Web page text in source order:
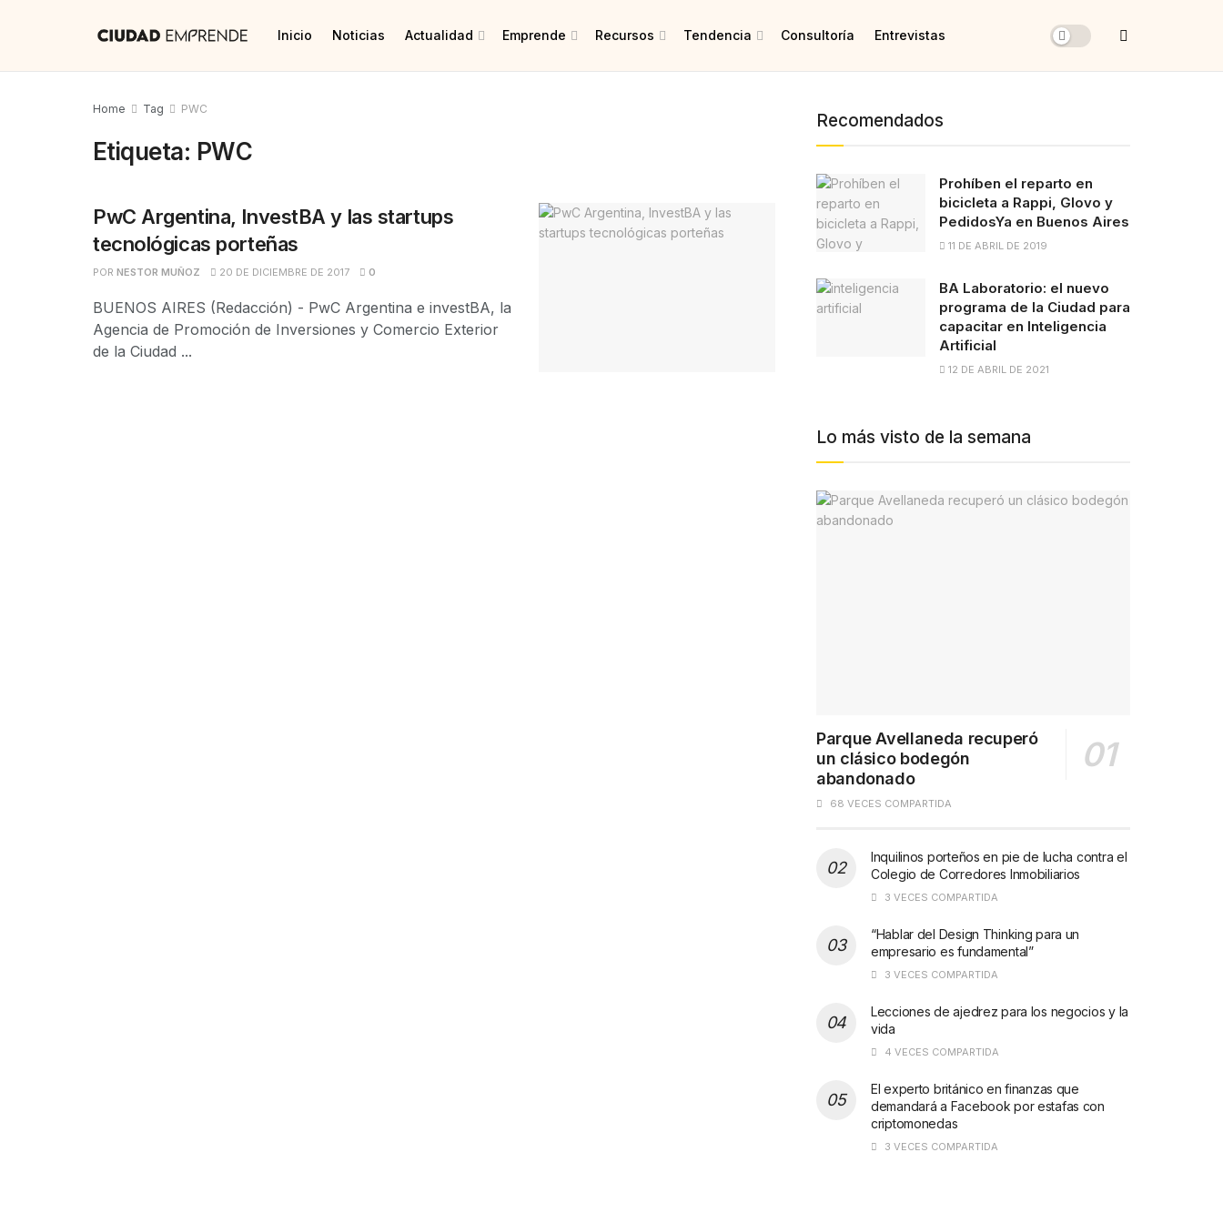
Inicio Noticias Actualidad Emprende Recursos Tendencia Consultoría Entrevistas
Home Tag PWC
Etiqueta: PWC
PwC Argentina, InvestBA y las startups
tecnológicas porteñas
POR NESTOR MUÑOZ 20 DE DICIEMBRE DE 2017 0
BUENOS AIRES (Redacción) - PwC Argentina e investBA, la
Agencia de Promoción de Inversiones y Comercio Exterior
de la Ciudad ...
Recomendados
Prohíben el reparto en
bicicleta a Rappi, Glovo y
PedidosYa en Buenos Aires
11 DE ABRIL DE 2019
BA Laboratorio: el nuevo
programa de la Ciudad para
capacitar en Inteligencia
Artificial
12 DE ABRIL DE 2021
Lo más visto de la semana
Parque Avellaneda recuperó
un clásico bodegón
abandonado
68 VECES COMPARTIDA
Inquilinos porteños en pie de lucha contra el
Colegio de Corredores Inmobiliarios
3 VECES COMPARTIDA
“Hablar del Design Thinking para un
empresario es fundamental”
3 VECES COMPARTIDA
Lecciones de ajedrez para los negocios y la
vida
4 VECES COMPARTIDA
El experto británico en finanzas que
demandará a Facebook por estafas con
criptomonedas
3 VECES COMPARTIDA